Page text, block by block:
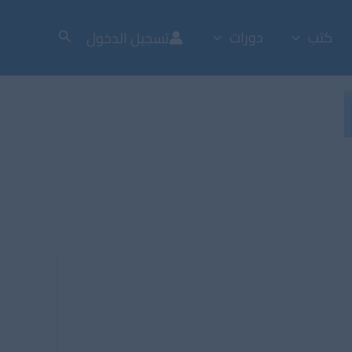
كتب دورات تسجيل الدخول